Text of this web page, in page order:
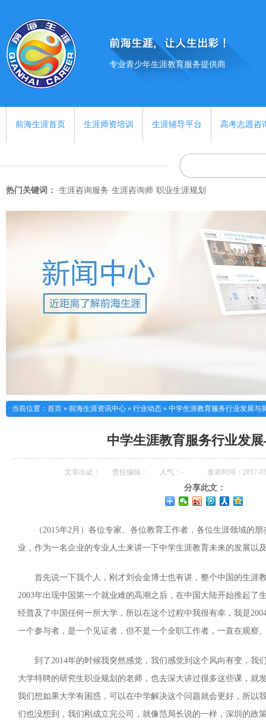
专业青少年生涯教育服务提供商
前海生涯首页 生涯师资培训 生涯辅导平台 高考志愿咨
热门关键词： 生涯咨询服务 生涯咨询师 职业生涯规划
当前位置： 首页 » 前海生涯资讯中心 » 行业动态 » 中学生涯教育服务行业 发展与
中学生涯教育服务行业 发
文章出处： 责任编辑： 人气： - 发表时间：2017-
分享此文：
（2015年2月）各位专家、各位教育工作者，各位生涯领域的
业，作为一名企业的专业人士来讲一下中学生涯教育未来的发展以
首先说一下我个人，刚才刘会金博士也有讲，整个中国的生涯
2003年出现中国第一个就业难的高潮之后，在中国大陆开始推起了
经普及了中国任何一所大学，所以在这个过程中我很有幸，我是
一个参与者，是一个见证者，但不是一个全职工作者，一直在观察
到了2014年的时候我突然感觉，我们感觉到这个风向有变，我
大学特聘的研究生职业规划的老师，也去深大讲过很多这些课，就
我们想如果大学有困惑，可以在中学解决这个问题就会更好，所以
们也没想到，我们刚成立完公司，就像范局长说的一样，深圳的政